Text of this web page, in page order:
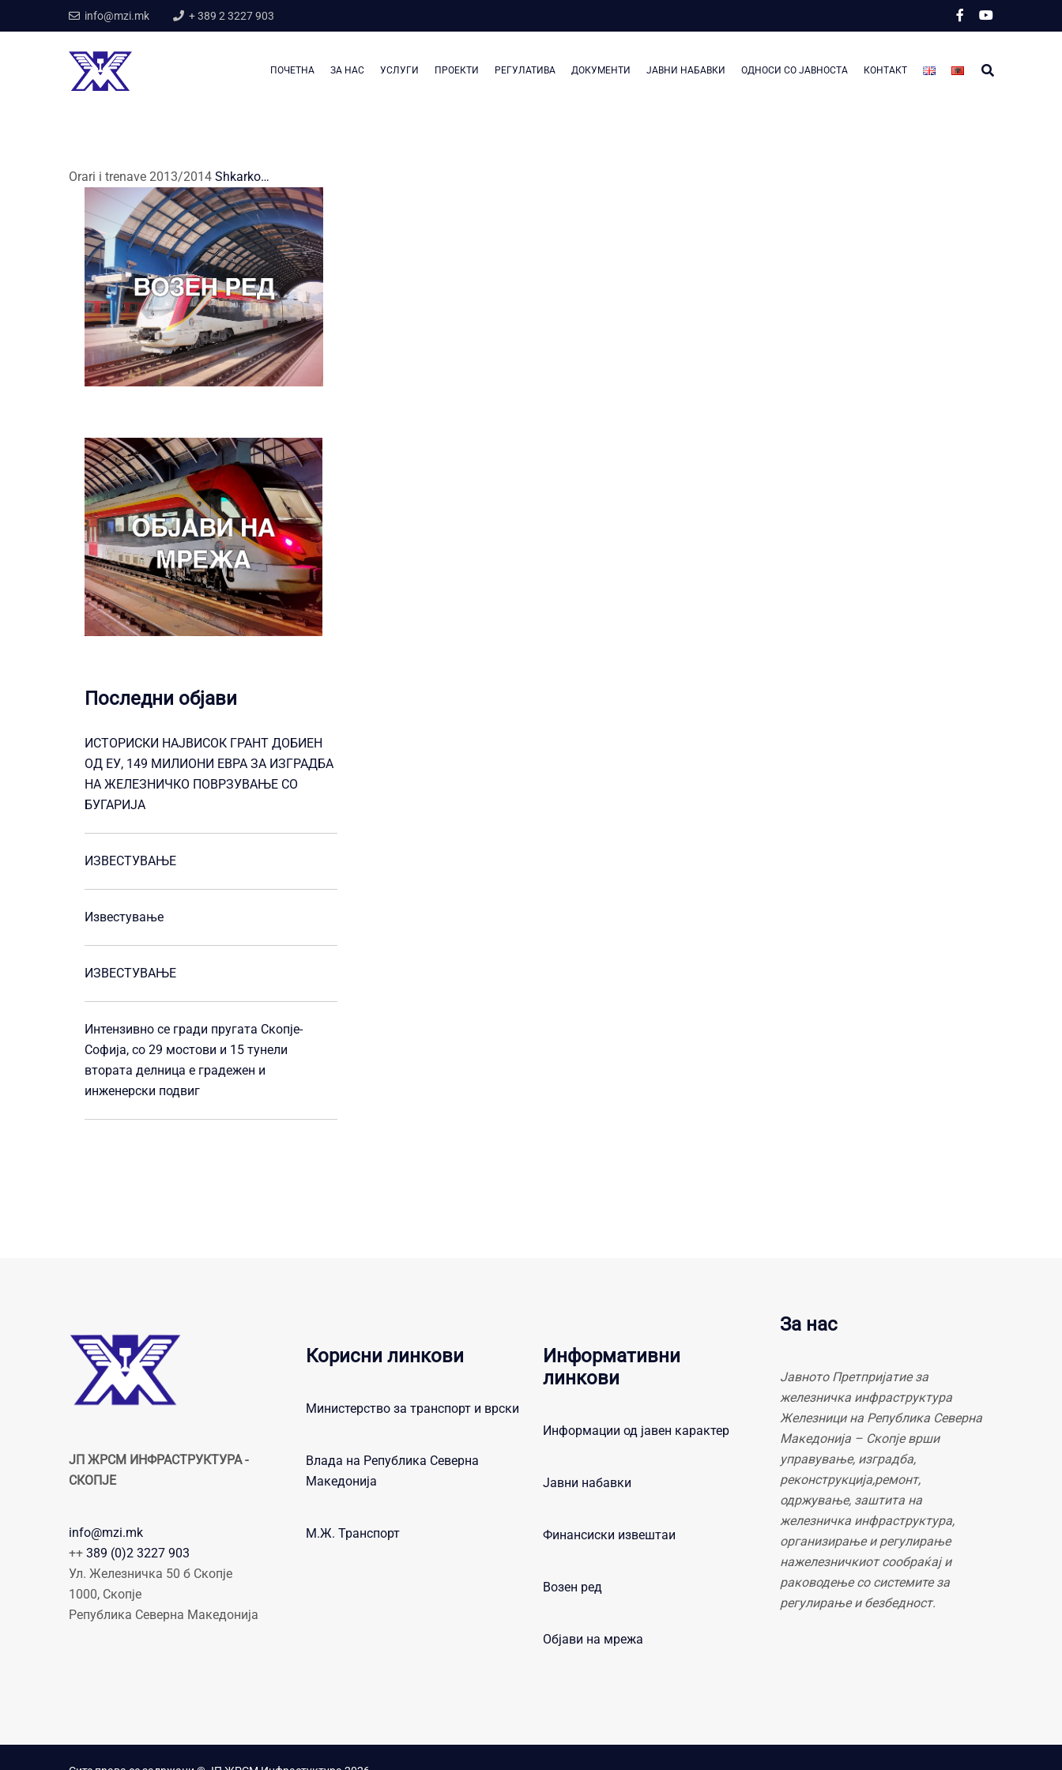
info@mzi.mk + 389 2 3227 903
ПОЧЕТНА ЗА НАС УСЛУГИ ПРОЕКТИ РЕГУЛАТИВА ДОКУМЕНТИ ЈАВНИ НАБАВКИ ОДНОСИ СО ЈАВНОСТА КОНТАКТ
Orari i trenave 2013/2014 Shkarko…
Последни објави
ИСТОРИСКИ НАЈВИСОК ГРАНТ ДОБИЕН
ОД ЕУ, 149 МИЛИОНИ ЕВРА ЗА ИЗГРАДБА
НА ЖЕЛЕЗНИЧКО ПОВРЗУВАЊЕ СО
БУГАРИЈА
ИЗВЕСТУВАЊЕ
Известување
ИЗВЕСТУВАЊЕ
Интензивно се гради пругата Скопје-
Софија, со 29 мостови и 15 тунели
втората делница е градежен и
инженерски подвиг
ЈП ЖРСМ ИНФРАСТРУКТУРА -
СКОПЈЕ
info@mzi.mk
++ 389 (0)2 3227 903
Ул. Железничка 50 б Скопје
1000, Скопје
Република Северна Македонија
Корисни линкови
Министерство за транспорт и врски
Влада на Република Северна
Македонија
М.Ж. Транспорт
Информативни
линкови
Информации од јавен карактер
Јавни набавки
Финансиски извештаи
Возен ред
Објави на мрежа
За нас
Јавното Претпријатие за
железничка инфраструктура
Железници на Република Северна
Македонија – Скопје врши
управување, изградба,
реконструкција,ремонт,
одржување, заштита на
железничка инфраструктура,
организирање и регулирање
нажелезничкиот сообраќај и
раководење со системите за
регулирање и безбедност.